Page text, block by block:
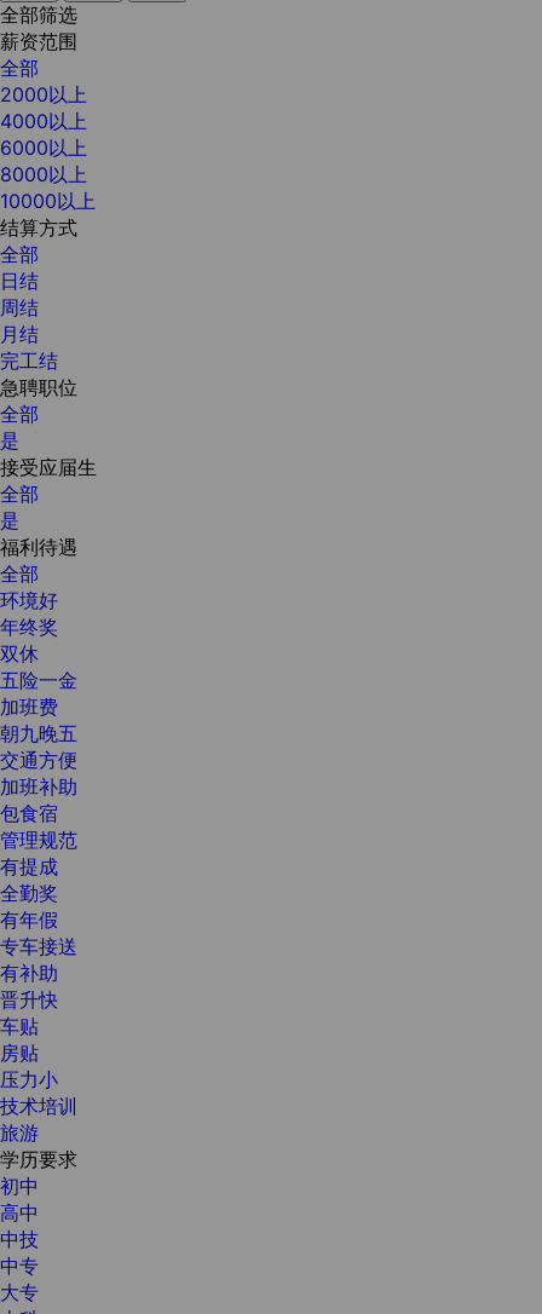
全部筛选
薪资范围
全部
2000以上
4000以上
6000以上
8000以上
10000以上
结算方式
全部
日结
周结
月结
完工结
急聘职位
全部
是
接受应届生
全部
是
福利待遇
全部
环境好
年终奖
双休
五险一金
加班费
朝九晚五
交通方便
加班补助
包食宿
管理规范
有提成
全勤奖
有年假
专车接送
有补助
晋升快
车贴
房贴
压力小
技术培训
旅游
学历要求
初中
高中
中技
中专
大专